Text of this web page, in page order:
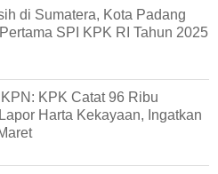
di Sumatera, Kota Padang
SPI KPK RI Tahun 2025
KPK Catat 96 Ribu
Harta Kekayaan, Ingatkan